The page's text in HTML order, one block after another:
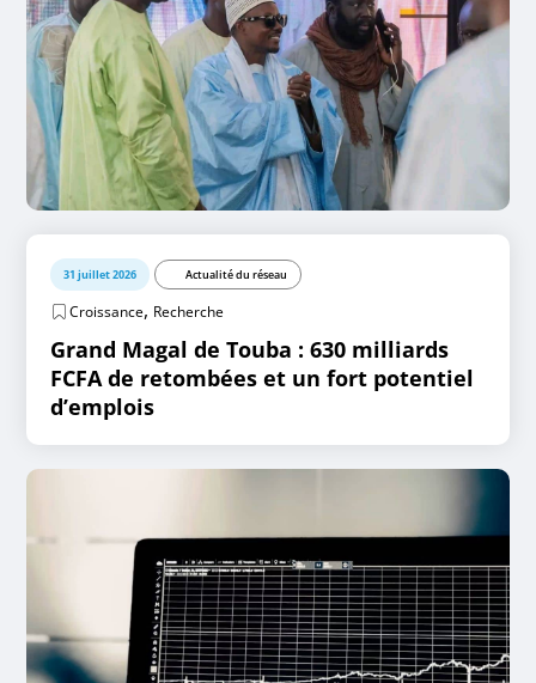
31 juillet 2026 Actualité du réseau
Croissance, Recherche
Grand Magal de Touba : 630 milliards
FCFA de retombées et un fort potentiel
d’emplois